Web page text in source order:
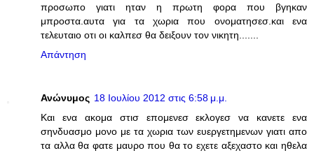
προσωπο γιατι ηταν η πρωτη φορα που βγηκαν
μπροστα.αυτα για τα χωρια που ονοματησεσ.και ενα
τελευταιο οτι οι καλπεσ θα δειξουν τον νικητη.......
Απάντηση
Ανώνυμος 18 Ιουλίου 2012 στις 6:58 μ.μ.
Και ενα ακομα στισ επομενεσ εκλογεσ να κανετε ενα
σηνδυασμο μονο με τα χωρια των ευεργετημενων γιατι απο
τα αλλα θα φατε μαυρο που θα το εχετε αξεχαστο και ηθελα